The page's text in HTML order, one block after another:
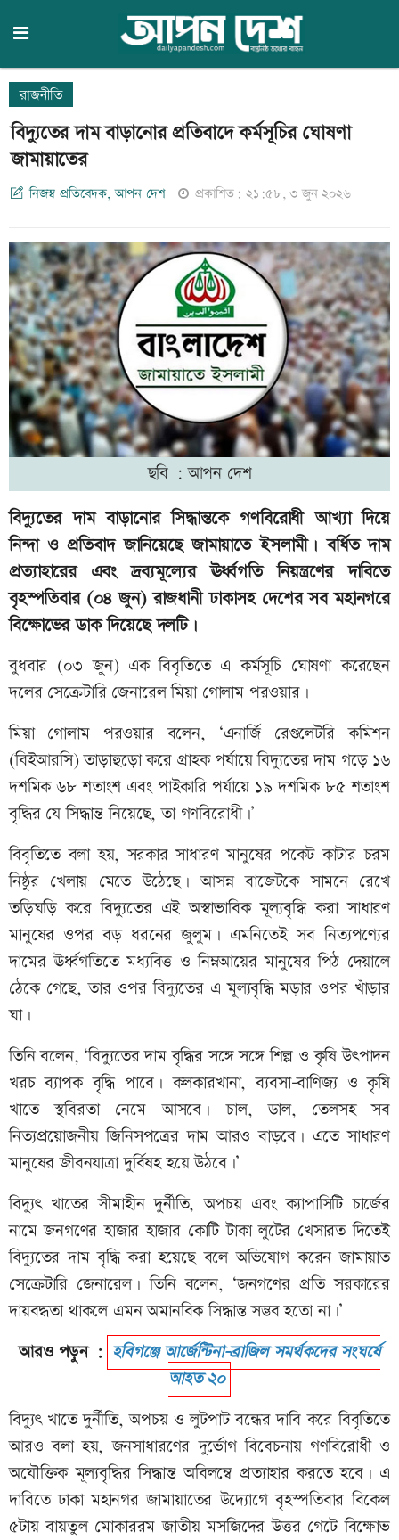
রাজনীতি
বিদ্যুতের দাম বাড়ানোর প্রতিবাদে কর্মসূচির ঘোষণা
জামায়াতের
নিজস্ব প্রতিবেদক, আপন দেশ প্রকাশিত: ২১:৫৮, ৩ জুন ২০২৬
ছবি : আপন দেশ
বিদ্যুতের দাম বাড়ানোর সিদ্ধান্তকে গণবিরোধী আখ্যা দিয়ে
নিন্দা ও প্রতিবাদ জানিয়েছে জামায়াতে ইসলামী। বর্ধিত দাম
প্রত্যাহারের এবং দ্রব্যমূল্যের ঊর্ধ্বগতি নিয়ন্ত্রণের দাবিতে
বৃহস্পতিবার (০৪ জুন) রাজধানী ঢাকাসহ দেশের সব মহানগরে
বিক্ষোভের ডাক দিয়েছে দলটি।
বুধবার (০৩ জুন) এক বিবৃতিতে এ কর্মসূচি ঘোষণা করেছেন
দলের সেক্রেটারি জেনারেল মিয়া গোলাম পরওয়ার।
মিয়া গোলাম পরওয়ার বলেন, ‘এনার্জি রেগুলেটরি কমিশন
(বিইআরসি) তাড়াহুড়ো করে গ্রাহক পর্যায়ে বিদ্যুতের দাম গড়ে ১৬
দশমিক ৬৮ শতাংশ এবং পাইকারি পর্যায়ে ১৯ দশমিক ৮৫ শতাংশ
বৃদ্ধির যে সিদ্ধান্ত নিয়েছে, তা গণবিরোধী।’
বিবৃতিতে বলা হয়, সরকার সাধারণ মানুষের পকেট কাটার চরম
নিষ্ঠুর খেলায় মেতে উঠেছে। আসন্ন বাজেটকে সামনে রেখে
তড়িঘড়ি করে বিদ্যুতের এই অস্বাভাবিক মূল্যবৃদ্ধি করা সাধারণ
মানুষের ওপর বড় ধরনের জুলুম। এমনিতেই সব নিত্যপণ্যের
দামের ঊর্ধ্বগতিতে মধ্যবিত্ত ও নিম্নআয়ের মানুষের পিঠ দেয়ালে
ঠেকে গেছে, তার ওপর বিদ্যুতের এ মূল্যবৃদ্ধি মড়ার ওপর খাঁড়ার
ঘা।
তিনি বলেন, ‘বিদ্যুতের দাম বৃদ্ধির সঙ্গে সঙ্গে শিল্প ও কৃষি উৎপাদন
খরচ ব্যাপক বৃদ্ধি পাবে। কলকারখানা, ব্যবসা-বাণিজ্য ও কৃষি
খাতে স্থবিরতা নেমে আসবে। চাল, ডাল, তেলসহ সব
নিত্যপ্রয়োজনীয় জিনিসপত্রের দাম আরও বাড়বে। এতে সাধারণ
মানুষের জীবনযাত্রা দুর্বিষহ হয়ে উঠবে।’
বিদ্যুৎ খাতের সীমাহীন দুর্নীতি, অপচয় এবং ক্যাপাসিটি চার্জের
নামে জনগণের হাজার হাজার কোটি টাকা লুটের খেসারত দিতেই
বিদ্যুতের দাম বৃদ্ধি করা হয়েছে বলে অভিযোগ করেন জামায়াত
সেক্রেটারি জেনারেল। তিনি বলেন, ‘জনগণের প্রতি সরকারের
দায়বদ্ধতা থাকলে এমন অমানবিক সিদ্ধান্ত সম্ভব হতো না।’
আরও পড়ুন : হবিগঞ্জে আর্জেন্টিনা-ব্রাজিল সমর্থকদের সংঘর্ষে
আহত ২০
বিদ্যুৎ খাতে দুর্নীতি, অপচয় ও লুটপাট বন্ধের দাবি করে বিবৃতিতে
আরও বলা হয়, জনসাধারণের দুর্ভোগ বিবেচনায় গণবিরোধী ও
অযৌক্তিক মূল্যবৃদ্ধির সিদ্ধান্ত অবিলম্বে প্রত্যাহার করতে হবে। এ
দাবিতে ঢাকা মহানগর জামায়াতের উদ্যোগে বৃহস্পতিবার বিকেল
৫টায় বায়তুল মোকাররম জাতীয় মসজিদের উত্তর গেটে বিক্ষোভ